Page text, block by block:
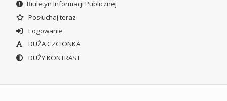
Biuletyn Informacji Publicznej
Posłuchaj teraz
Logowanie
DUŻA CZCIONKA
DUŻY KONTRAST